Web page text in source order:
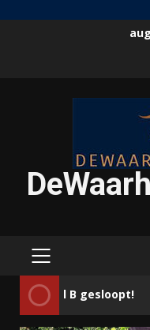
PRIMAIR
MENU
B gesloopt!